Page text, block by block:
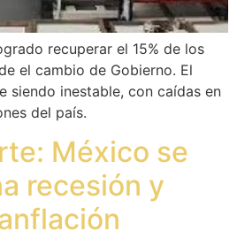
recuperar el 15% de los
el cambio de Gobierno. El
siendo inestable, con caídas en
del país.
México se
recesión y